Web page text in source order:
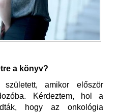
a könyv?
amikor először
Kérdeztem, hol a
hogy az onkológia